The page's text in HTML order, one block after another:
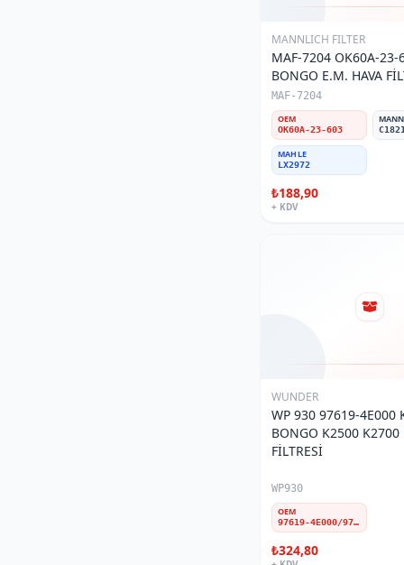
MANNLICH FILTER
MAF-7204 OK60A-23-
BONGO E.M. HAVA
MAF-7204
OEM
OK60A-23-603
MANN
MAHLE
LX2972
₺188,90
+ KDV
WUNDER
WP 930 97619-4E000
BONGO K2500 K2700
FİLTRESİ
WP930
OEM
97619-4E000/97164-4E000/97164-4E010
₺324,80